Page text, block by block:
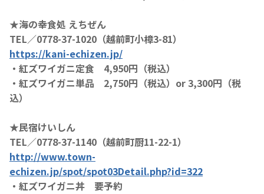
★海の幸食処 えちぜん
TEL／0778-37-1020（越前町小樟3-81）
https://kani-echizen.jp/
・紅ズワイガニ定食 4,950円（税込）
・紅ズワイガニ単品 2,750円（税込）or 3,300円（税
込）
★民宿けいしん
TEL／0778-37-1140（越前町厨11-22-1）
http://www.town-
echizen.jp/spot/spot03Detail.php?id=322
・紅ズワイガニ丼 要予約